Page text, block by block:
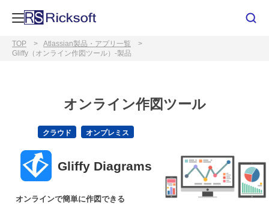
TOP
Atlassian製品・アプリ一覧
Gliffy（オンライン作図ツール）-製品
オンライン作図ツール
クラウド オンプレミス
Gliffy Diagrams
オンラインで簡単に作図できる